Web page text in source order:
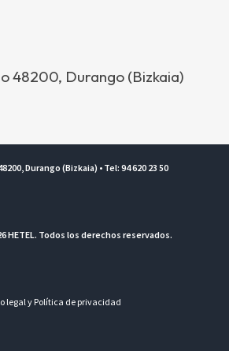
48200, Durango (Bizkaia)
Durango (Bizkaia) • Tel: 94 620 23 50
HETEL. Todos los derechos reservados.
legal y Política de privacidad